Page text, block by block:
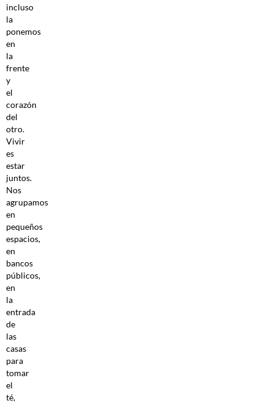
incluso
la
ponemos
en
la
frente
y
el
corazón
del
otro.
Vivir
es
estar
juntos.
Nos
agrupamos
en
pequeños
espacios,
en
bancos
públicos,
en
la
entrada
de
las
casas
para
tomar
el
té,